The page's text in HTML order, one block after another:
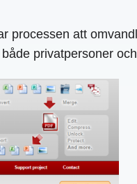
att
privatpersoner